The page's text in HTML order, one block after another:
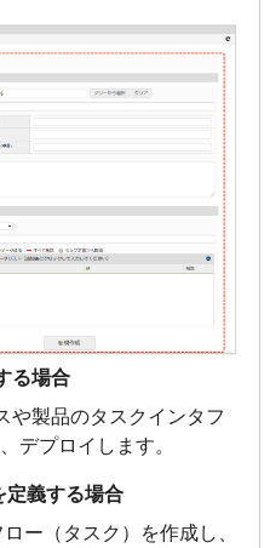
る場合
や製品のタスクインタフ
デプロイします。
定義する場合
ー（タスク）を作成し、